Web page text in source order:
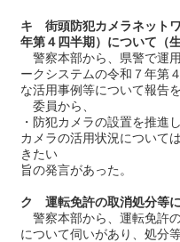
キ 街頭防犯カメラネット
年第４四半期）について（
警察本部から、県警で運
ークシステムの令和７年第
な活用事例等について報告
委員から、
・防犯カメラの設置を推進
カメラの活用状況について
きたい
旨の発言があった。
ク 運転免許の取消処分等に
警察本部から、運転免許
について伺いがあり、処分